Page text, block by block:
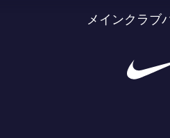
メインクラブ